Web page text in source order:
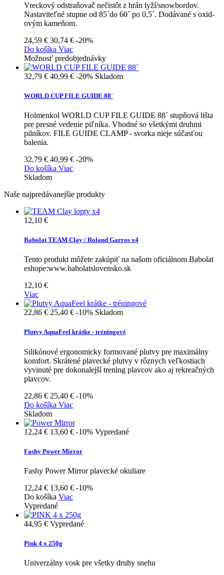
Vreckový odstraňovač nečistôt z hrán lyží/snowbordov.
Nastaviteľné stupne od 85´do 60´ po 0,5´. Dodávané s oxid-
ovým kameňom.
24,59 € 30,74 € -20%
Do košíka Viac
Možnosť predobjednávky
32,79 € 40,99 € -20% Skladom
WORLD CUP FILE GUIDE 88´
Holmenkol WORLD CUP FILE GUIDE 88´ stupňová lišta
pre presné vedenie piľníka. Vhodné so všetkými druhmi
pilníkov. FILE GUIDE CLAMP - svorka nieje súčasťou
balenia.
32,79 € 40,99 € -20%
Do košíka Viac
Skladom
Naše najpredávanejšie produkty
12,10 €
Babolat TEAM Clay / Roland Garros x4
Tento produkt môžete zakúpiť na našom oficiálnom Babolat
eshope:www.babolatslovensko.sk
12,10 €
Viac
22,86 € 25,40 € -10% Skladom
Plutvy AquaFeel krátke - tréningové
Silikónové ergonomicky formované plutvy pre maximálny
komfort. Skrátené plavecké plutvy v rôznych veľkostiach
vyvinuté pre dokonalejší trening plavcov ako aj rekreačných
plavcov.
22,86 € 25,40 € -10%
Do košíka Viac
Skladom
12,24 € 13,60 € -10% Vypredané
Fashy Power Mirror
Fashy Power Mirror plavecké okuliare
12,24 € 13,60 € -10%
Do košíka Viac
Vypredané
44,95 € Vypredané
Pink 4 x 250g
Univerzálny vosk pre všetky druhy snehu